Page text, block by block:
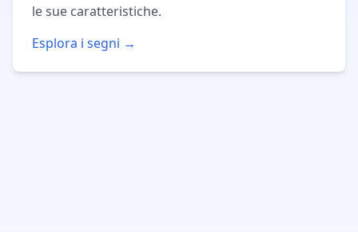
le sue caratteristiche.
Esplora i segni →